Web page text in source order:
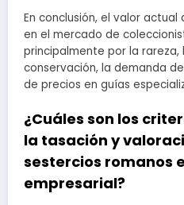
En conclusión, el valor
en el mercado de
principalmente por la rareza,
conservación, la demanda
de precios en guías
¿Cuáles son los
la tasación y
sestercios romanos
empresarial?